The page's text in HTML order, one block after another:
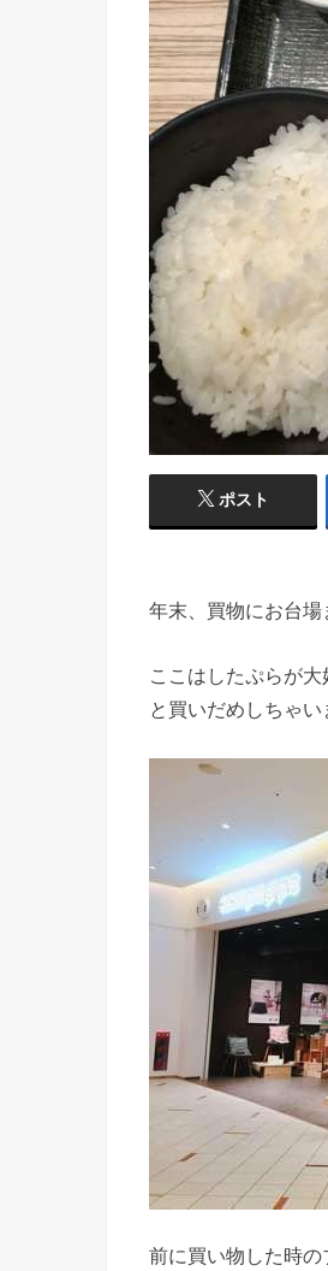
ポスト
年末、買物にお台場
ここはしたぷらが
と買いだめしちゃい
前に買い物した時の